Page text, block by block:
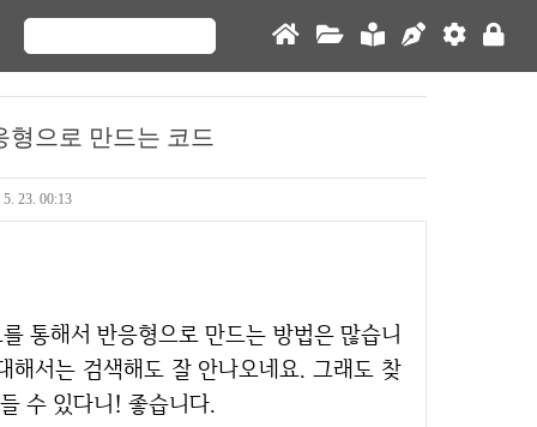
형으로 만드는 코드
23. 00:13
서는 검색해도 잘 안나오네요. 그래도 찾
수 있다니! 좋습니다.